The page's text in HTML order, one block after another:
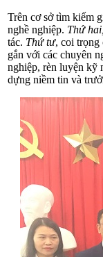
Trên cơ sở tìm kiếm
nghề nghiệp. Thứ hai,
tác. Thứtư, coi trọng
gắn với các chuyên
nghiệp, rèn luyện kỹ
dựng niềm tin và